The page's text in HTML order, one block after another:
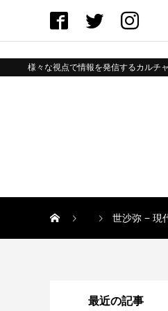
様々な視点で情報を発信するカルチ
世沙弥 − 現
最近の記事